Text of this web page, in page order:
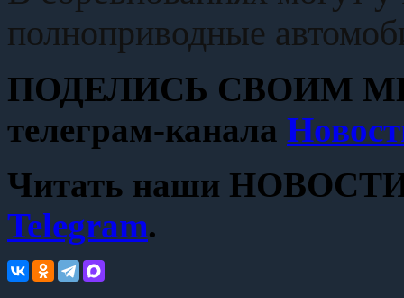
полноприводные
ПОДЕЛИСЬ СВОИМ
телеграм-канала
Читать наши НОВОСТИ
Telegram.